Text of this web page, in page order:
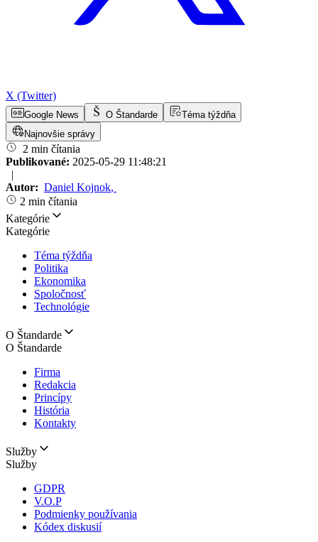
X (Twitter)
Google News O Štandarde
Téma týždňa
Najnovšie správy
2 min čítania
Publikované: 2025-05-29 11:48:21
|
Autor: Daniel Kojnok,
2 min čítania
Kategórie
Kategórie
Téma týždňa
Politika
Ekonomika
Spoločnosť
Technológie
O Štandarde
O Štandarde
Firma
Redakcia
Princípy
História
Kontakty
Služby
Služby
GDPR
V.O.P
Podmienky používania
Kódex diskusií